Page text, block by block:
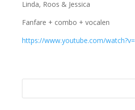
Linda, Roos & Jessica
Fanfare + combo + vocalen
https://www.youtube.com/